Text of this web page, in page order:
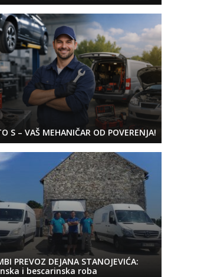
S – VAŠ MEHANIČAR OD POVERENJA!
PREVOZ DEJANA STANOJEVIĆA:
i bescarinska roba